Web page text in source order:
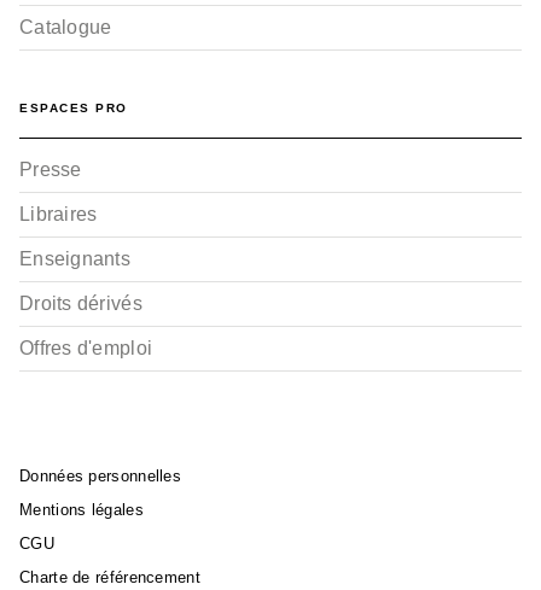
Catalogue
ESPACES PRO
Presse
Libraires
Enseignants
Droits dérivés
Offres d'emploi
Données personnelles
Mentions légales
CGU
Charte de référencement